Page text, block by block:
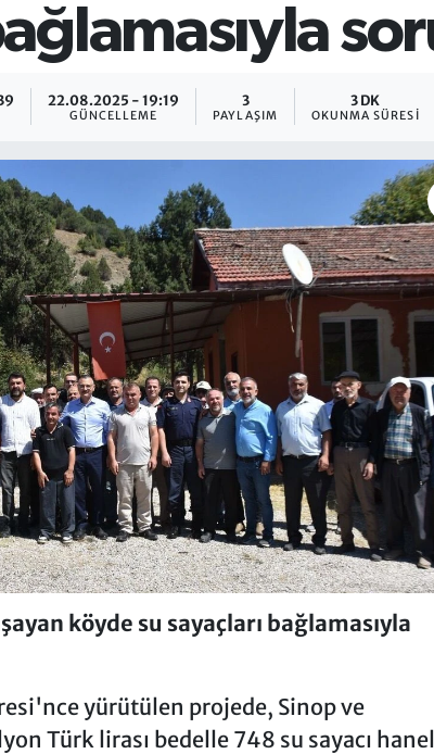
22.08.2025 - 19:19
GÜNCELLEME
3
PAYLAŞIM
3 DK
OKUNMA SÜRESI
köyde su sayaçları bağlamasıyla
yürütülen projede, Sinop ve
Türk lirası bedelle 748 su sayacı